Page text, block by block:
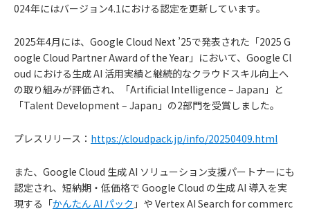
024年にはバージョン4.1における認定を更新しています。
2025年4月には、Google Cloud Next ’25で発表された「2025 G
oogle Cloud Partner Award of the Year」において、Google Cl
oud における生成 AI 活用実績と継続的なクラウドスキル向上へ
の取り組みが評価され、「Artificial Intelligence – Japan」と
「Talent Development – Japan」の2部門を受賞しました。
プレスリリース： https://cloudpack.jp/info/20250409.html
また、Google Cloud 生成 AI ソリューション支援パートナーにも
認定され、短納期・低価格で Google Cloud の生成 AI 導入を実
現する「かんたん AI パック 」や Vertex AI Search for commerc